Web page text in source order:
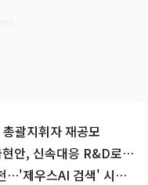
괄지휘자 재공모
안, 신속대응 R&D로
…'제우스AI 검색' 시범